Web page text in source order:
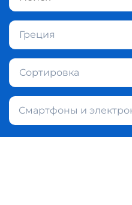
Греция
Сортировка
Смартфоны и